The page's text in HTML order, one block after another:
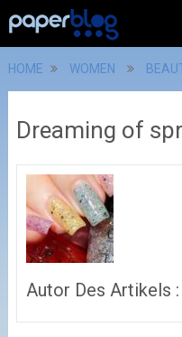
HOME WOMEN
Dreaming of
Autor Des Artikels :